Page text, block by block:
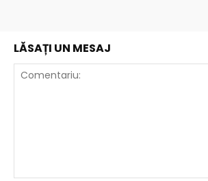
LĂSAȚI UN MESAJ